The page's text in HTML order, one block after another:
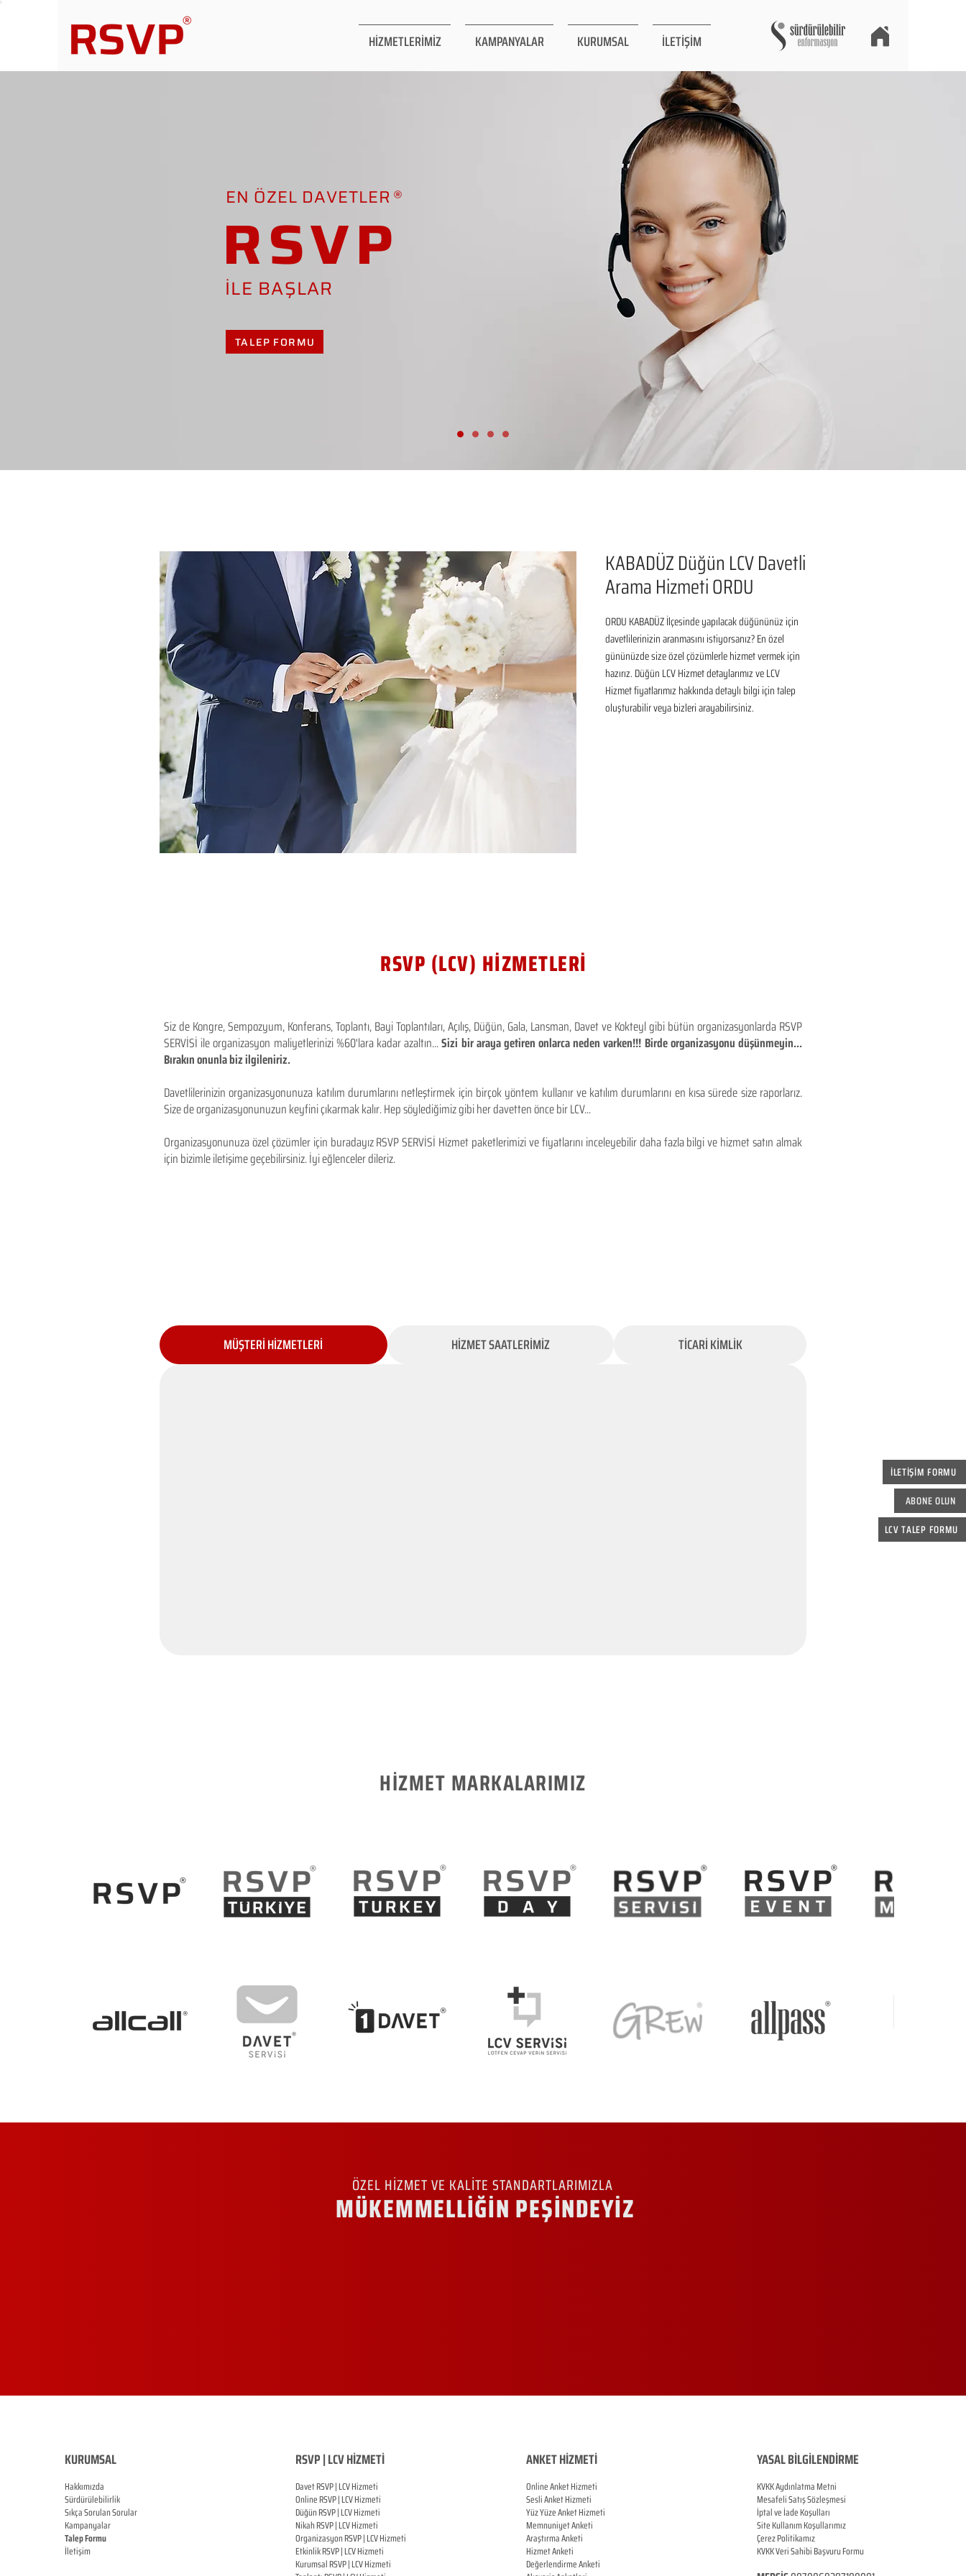
HİZMETLERİMİZ KAMPANYALAR KURUMSAL İLETİŞİM
İLETİŞİM FORMU
ABONE OLUN
LCV TALEP FORMU
EN ÖZEL DAVETLER
RSVP
İLE BAŞLAR
TALEP FORMU
KABADÜZ Düğün LCV Davetli
Arama Hizmeti ORDU
ORDU KABADÜZ İlçesinde yapılacak düğününüz için
davetlilerinizin aranmasını istiyorsanız? En özel
gününüzde size özel çözümlerle hizmet vermek için
hazırız. Düğün LCV Hizmet detaylarımız ve LCV
Hizmet fiyatlarımız hakkında detaylı bilgi için talep
oluşturabilir veya bizleri arayabilirsiniz.
RSVP (LCV) HİZMETLERİ
Siz de Kongre, Sempozyum, Konferans, Toplantı, Bayi Toplantıları, Açılış, Düğün, Gala, Lansman, Davet ve Kokteyl gibi bütün organizasyonlarda RSVP
SERVİSİ ile organizasyon maliyetlerinizi %60'lara kadar azaltın...Sizi bir araya getiren onlarca neden varken!!! Birde organizasyonu düşünmeyin...
Bırakın onunla biz ilgileniriz.
Davetlilerinizin organizasyonunuza katılım durumlarını netleştirmek için birçok yöntem kullanır ve katılım durumlarını en kısa sürede size raporlarız.
Size de organizasyonunuzun keyfini çıkarmak kalır. Hep söylediğimiz gibi her davetten önce bir LCV...
Organizasyonunuza özel çözümler için buradayız RSVP SERVİSİ Hizmet paketlerimizi ve fiyatlarını inceleyebilir daha fazla bilgi ve hizmet satın almak
için bizimle iletişime geçebilirsiniz. İyi eğlenceler dileriz.
MÜŞTERİ HİZMETLERİ HİZMET SAATLERİMİZ TİCARİ KİMLİK
HİZMET MARKALARIMIZ
ÖZEL HİZMET VE KALİTE STANDARTLARIMIZLA
MÜKEMMELLİĞİN PEŞİNDEYİZ
KURUMSAL
Hakkımızda
Sürdürülebilirlik
Sıkça Sorulan Sorular
Kampanyalar
Talep Formu
İletişim
RSVP | LCV HİZMETİ
Davet RSVP | LCV Hizmeti
OnlineRSVP |LCV Hizmeti
DüğünRSVP |LCV Hizmeti
NikahRSVP |LCV Hizmeti
OrganizasyonRSVP |LCV Hizmeti
EtkinlikRSVP |LCV Hizmeti
KurumsalRSVP |LCV Hizmeti
ANKET HİZMETİ
Online Anket Hizmeti
Sesli Anket Hizmeti
Yüz Yüze Anket Hizmeti
Memnuniyet Anketi
Araştırma Anketi
Hizmet Anketi
Değerlendirme Anketi
YASAL BİLGİLENDİRME
KVKK Aydınlatma Metni
Mesafeli Satış Sözleşmesi
İptal ve İade Koşulları
Site Kullanım Koşullarımız
Çerez Politikamız
KVKK Veri Sahibi Başvuru Formu